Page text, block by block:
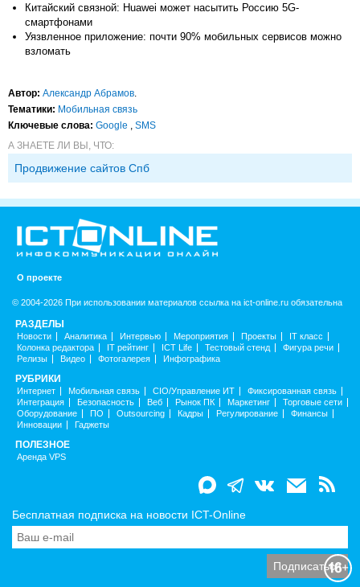
Китайский связной: Huawei может насытить Россию 5G-
смартфонами
Уязвленное приложение: почти 90% мобильных сервисов можно
взломать
Автор: Александр Абрамов
Тематики: Мобильная связь
Ключевые слова: Google
SMS
А ЗНАЕТЕ ЛИ ВЫ, ЧТО:
Продвижение сайтов Спб
О проекте
© 2004-2026 При использовании материалов ссылка на ict-online.ru обязательна
РАЗДЕЛЫ
Новости Аналитика Интервью Мероприятия Проекты
IT класс
Колонка редактора
IT рейтинг ICT Life Тестовый стенд
Фигура речи
Релизы
Видео Фотогалерея Инфографика
РУБРИКИ
Интернет Мобильная связь CIO/Управление ИТ
Фиксированная связь
Интеграция
Безопасность Веб Рынок ПК Маркетинг
Торговые сети
Оборудование
ПО Outsourcing Кадры Регулирование
Финансы
Инновации
Гаджеты
ПОЛЕЗНОЕ
Аренда VPS
Бесплатная подписка на новости ICT-Online